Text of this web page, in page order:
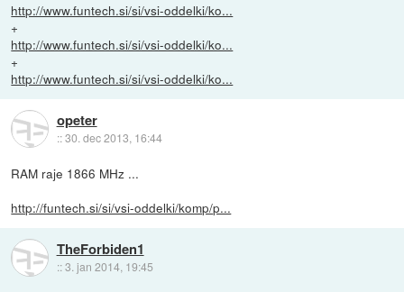
http://www.funtech.si/si/vsi-oddelki/ko...
+
http://www.funtech.si/si/vsi-oddelki/ko...
+
http://www.funtech.si/si/vsi-oddelki/ko...
opeter
::30. dec 2013, 16:44
RAM raje 1866 MHz ...
http://funtech.si/si/vsi-oddelki/komp/p...
TheForbiden1
::3. jan 2014, 19:45